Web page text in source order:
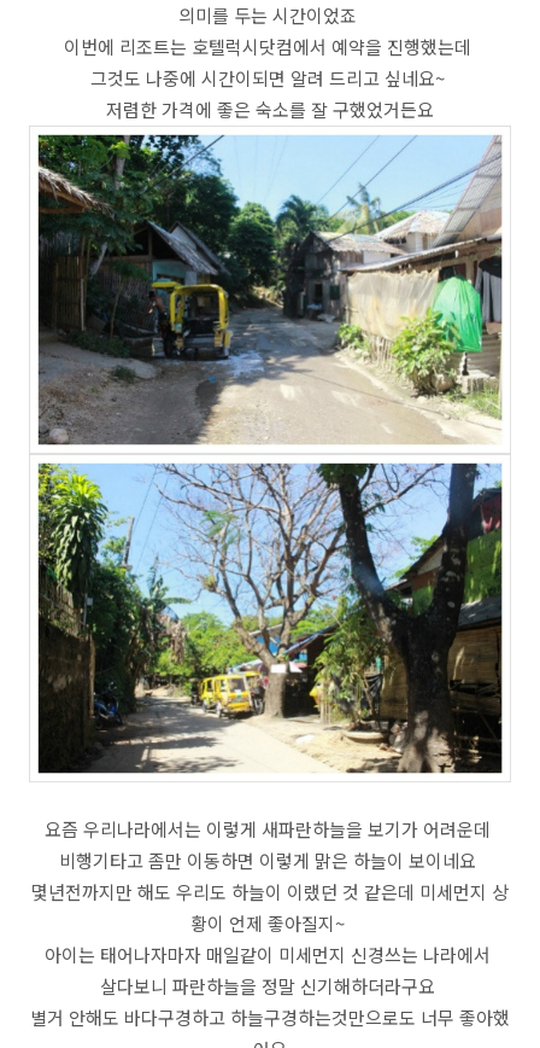
의미를 두는 시간이었죠
이번에 리조트는 호텔럭시닷컴에서 예약을 진행했는데
그것도 나중에 시간이되면 알려 드리고 싶네요~
저렴한 가격에 좋은 숙소를 잘 구했었거든요
요즘 우리나라에서는 이렇게 새파란하늘을 보기가 어려운데
비행기타고 좀만 이동하면 이렇게 맑은 하늘이 보이네요
몇년전까지만 해도 우리도 하늘이 이랬던 것 같은데 미세먼지 상
황이 언제 좋아질지~
아이는 태어나자마자 매일같이 미세먼지 신경쓰는 나라에서
살다보니 파란하늘을 정말 신기해하더라구요
별거 안해도 바다구경하고 하늘구경하는것만으로도 너무 좋아했